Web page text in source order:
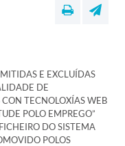
E EXCLUÍDAS
DE
TECNOLOXÍAS WEB
POLO EMPREGO”
DO SISTEMA
POLOS